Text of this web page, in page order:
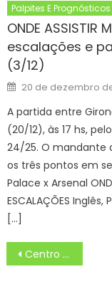
Palpites E Prognósticos
ONDE
escalações e
(3/12)
Posted
on
20 de dezembro
A partida entre
(20/12), às 17 hs,
24/25. O mandante
os três pontos em
Palace x Arsenal
ESCALAÇÕES
[…]
de
Centro Paula Souza promove 4º Encontro entre Bibliotecas das Etecs e Fatecs